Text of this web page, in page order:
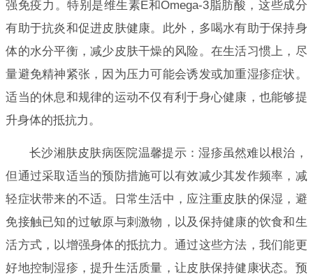
强免疫力。特别是维生素E和Omega-3脂肪酸，这些成分
有助于抗炎和促进皮肤健康。此外，多喝水有助于保持身
体的水分平衡，减少皮肤干燥的风险。在生活习惯上，尽
量避免精神紧张，因为压力可能会诱发或加重湿疹症状。
适当的休息和规律的运动不仅有利于身心健康，也能够提
升身体的抵抗力。
长沙湘肤皮肤病医院温馨提示：湿疹虽然难以根治，
但通过采取适当的预防措施可以有效减少其发作频率，减
轻症状带来的不适。日常生活中，应注重皮肤的保湿，避
免接触已知的过敏原与刺激物，以及保持健康的饮食和生
活方式，以增强身体的抵抗力。通过这些方法，我们能更
好地控制湿疹，提升生活质量，让皮肤保持健康状态。预